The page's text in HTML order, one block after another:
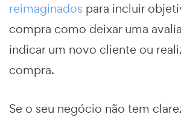
reimaginados para incluir
compra como deixar uma
indicar um novo cliente ou
compra.
Se o seu negócio não tem